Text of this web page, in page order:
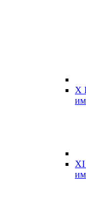
X
XI